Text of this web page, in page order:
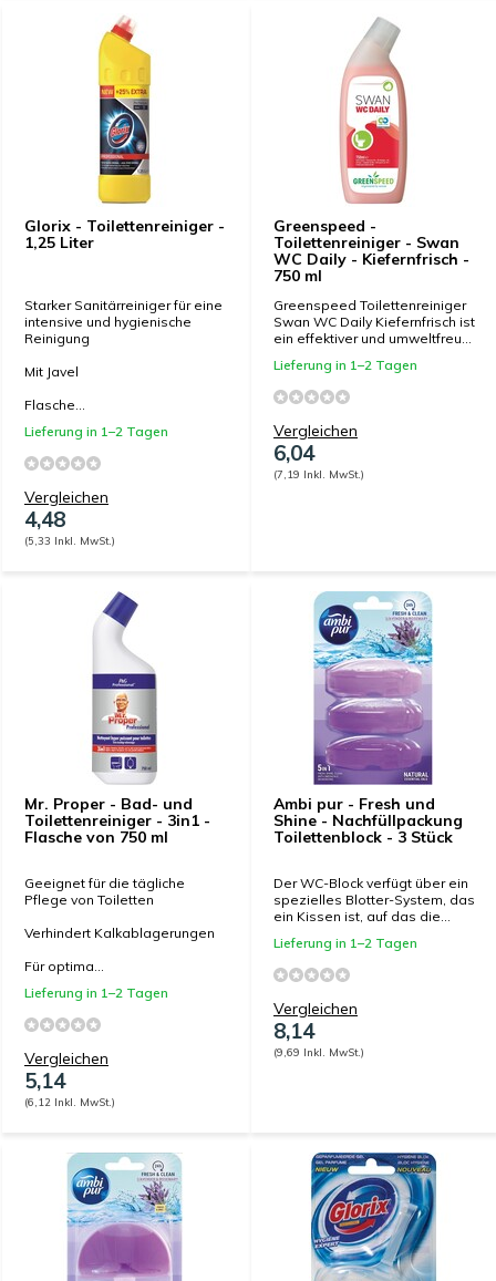
Glorix - Toilettenreiniger -
1,25 Liter
Starker Sanitärreiniger für eine
intensive und hygienische
Reinigung
Mit Javel
Flasche...
Lieferung in 1–2 Tagen
Vergleichen
4,48
(5,33 Inkl. MwSt.)
Greenspeed -
Toilettenreiniger - Swan
WC Daily - Kiefernfrisch -
750 ml
Greenspeed Toilettenreiniger
Swan WC Daily Kiefernfrisch ist
ein effektiver und umweltfreu...
Lieferung in 1–2 Tagen
Vergleichen
6,04
(7,19 Inkl. MwSt.)
Mr. Proper - Bad- und
Toilettenreiniger - 3in1 -
Flasche von 750 ml
Geeignet für die tägliche
Pflege von Toiletten
Verhindert Kalkablagerungen
Für optima...
Lieferung in 1–2 Tagen
Vergleichen
5,14
(6,12 Inkl. MwSt.)
Ambi pur - Fresh und
Shine - Nachfüllpackung
Toilettenblock - 3 Stück
Der WC-Block verfügt über ein
spezielles Blotter-System, das
ein Kissen ist, auf das die...
Lieferung in 1–2 Tagen
Vergleichen
8,14
(9,69 Inkl. MwSt.)